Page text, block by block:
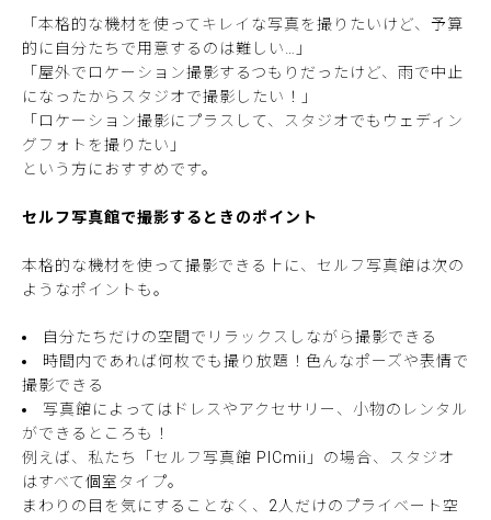
「本格的な機材を使ってキレイな写真を撮りたいけど、予算
的に自分たちで用意するのは難しい…」
「屋外でロケーション撮影するつもりだったけど、雨で中止
になったからスタジオで撮影したい！」
「ロケーション撮影にプラスして、スタジオでもウェディン
グフォトを撮りたい」
という方におすすめです。
セルフ写真館で撮影するときのポイント
本格的な機材を使って撮影できる上に、セルフ写真館は次の
ようなポイントも。
自分たちだけの空間でリラックスしながら撮影できる
時間内であれば何枚でも撮り放題！色んなポーズや表情で
撮影できる
写真館によってはドレスやアクセサリー、小物のレンタル
ができるところも！
例えば、私たち「セルフ写真館 PICmii」の場合、スタジオ
はすべて個室タイプ。
まわりの目を気にすることなく、2人だけのプライベート空